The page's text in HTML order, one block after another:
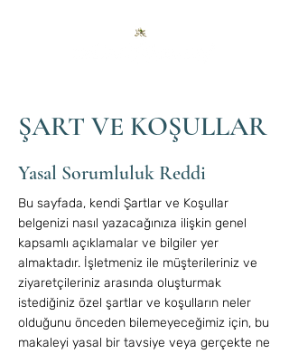
ŞART VE KOŞULLAR
Yasal Sorumluluk Reddi
Bu sayfada, kendi Şartlar ve Koşullar
belgenizi nasıl yazacağınıza ilişkin genel
kapsamlı açıklamalar ve bilgiler yer
almaktadır. İşletmeniz ile müşterileriniz ve
ziyaretçileriniz arasında oluşturmak
istediğiniz özel şartlar ve koşulların neler
olduğunu önceden bilemeyeceğimiz için, bu
makaleyi yasal bir tavsiye veya gerçekte ne